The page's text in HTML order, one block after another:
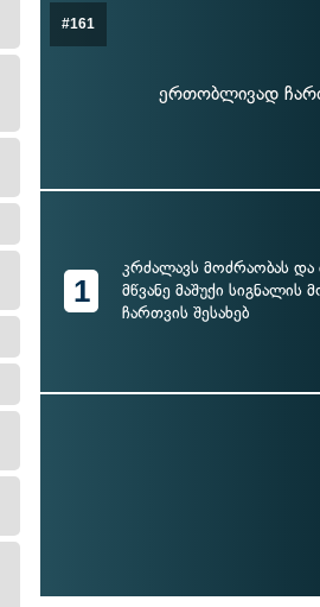
#161
ერთობლივად
1
კრძალავს მოძრაობას და
მწვანე მაშუქი
ჩართვის შესახებ